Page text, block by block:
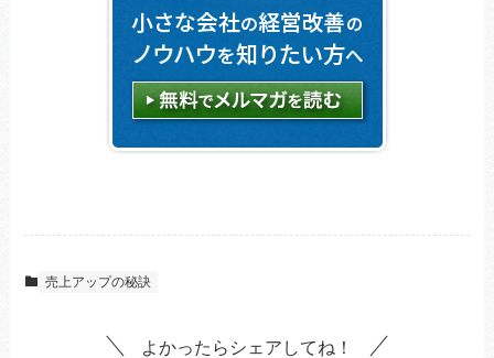
売上アップの秘訣
よかったらシェアしてね！